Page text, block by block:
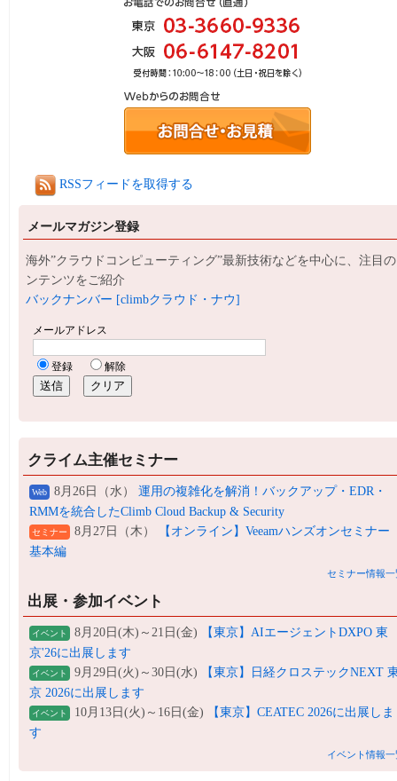
RSSフィードを取得する
メールマガジン登録
海外”クラウドコンピューティング”最新技術などを中心に、注目
ンテンツをご紹介
バックナンバー [climbクラウド・ナウ]
クライム主催セミナー
Web 8月26日（水） 運用の複雑化を解消！バックアップ・EDR・
RMMを統合したClimb Cloud Backup & Security
セミナー 8月27日（木）
【オンライン】Veeamハンズオンセミナー
基本編
セミナー情報一
出展・参加イベント
イベント 8月20日(木)～21日(金)
【東京】AIエージェントDXPO 東
京'26に出展します
イベント 9月29日(火)～30日(水)
【東京】日経クロステックNEXT
京 2026に出展します
イベント 10月13日(火)～16日(金)
【東京】CEATEC 2026に出展しま
す
イベント情報一